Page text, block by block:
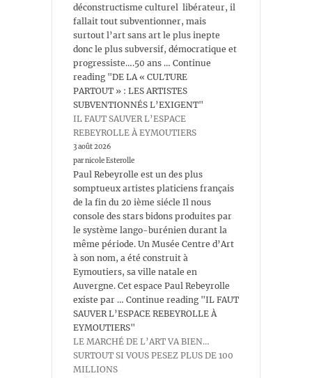
déconstructisme culturel libérateur, il
fallait tout subventionner, mais
surtout l’art sans art le plus inepte
donc le plus subversif, démocratique et
progressiste….50 ans … Continue
reading "DE LA « CULTURE
PARTOUT » : LES ARTISTES
SUBVENTIONNÉS L’EXIGENT"
IL FAUT SAUVER L’ESPACE
REBEYROLLE À EYMOUTIERS
3 août 2026
par nicole Esterolle
Paul Rebeyrolle est un des plus
somptueux artistes platiciens français
de la fin du 20 ième siécle Il nous
console des stars bidons produites par
le système lango-burénien durant la
même période. Un Musée Centre d’Art
à son nom, a été construit à
Eymoutiers, sa ville natale en
Auvergne. Cet espace Paul Rebeyrolle
existe par … Continue reading "IL FAUT
SAUVER L’ESPACE REBEYROLLE À
EYMOUTIERS"
LE MARCHÉ DE L’ART VA BIEN…
SURTOUT SI VOUS PESEZ PLUS DE 100
MILLIONS